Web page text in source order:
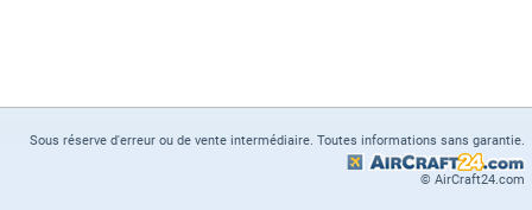
Sous réserve d'erreur ou de vente intermédiaire. Toutes informations sans garantie.
© AirCraft24.com